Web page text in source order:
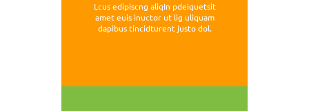
Lcus edipiscng aliqIn pdeiquetsit
amet euis inuctor ut lig uliquam
dapibus tincidturent justo dol.